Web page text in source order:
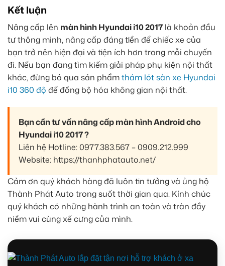
Kết luận
Nâng cấp lên màn hình Hyundai i10 2017 là khoản đầu
tư thông minh, nâng cấp đáng tiền để chiếc xe của
bạn trở nên hiện đại và tiện ích hơn trong mỗi chuyến
đi. Nếu bạn đang tìm kiếm giải pháp phụ kiện nội thất
khác, đừng bỏ qua sản phẩmthảm lót sàn xe Hyundai
i10 360 độ để đồng bộ hóa không gian nội thất.
Bạn cần tư vấn nâng cấp màn hình Android cho
Hyundai i10 2017 ?
Liên hệ Hotline: 0977.383.567 – 0909.212.999
Website: https://thanhphatauto.net/
Cảm ơn quý khách hàng đã luôn tin tưởng và ủng hộ
Thành Phát Auto trong suốt thời gian qua. Kính chúc
quý khách có những hành trình an toàn và tràn đầy
niềm vui cùng xế cưng của mình.